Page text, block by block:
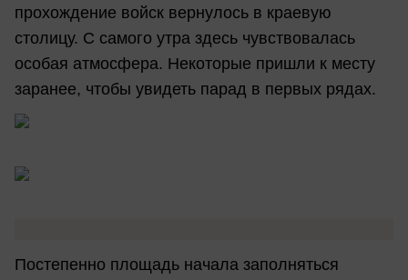
прохождение войск вернулось в краевую
столицу. С самого утра здесь чувствовалась
особая атмосфера. Некоторые пришли к месту
заранее, чтобы увидеть парад в первых рядах.
Постепенно площадь начала заполняться